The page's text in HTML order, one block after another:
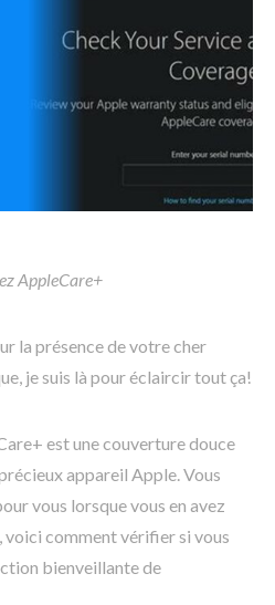
AppleCare+
la présence de votre cher
je suis là pour éclaircir tout ça!
est une couverture douce
appareil Apple. Vous
vous lorsque vous en avez
voici comment vérifier si vous
bienveillante de